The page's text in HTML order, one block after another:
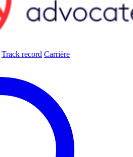
Track record Carrière